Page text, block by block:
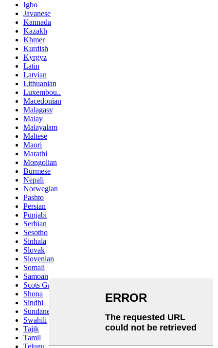
Igbo
Javanese
Kannada
Kazakh
Khmer
Kurdish
Kyrgyz
Latin
Latvian
Lithuanian
Luxembou..
Macedonian
Malagasy
Malay
Malayalam
Maltese
Maori
Marathi
Mongolian
Burmese
Nepali
Norwegian
Pashto
Persian
Punjabi
Serbian
Sesotho
Sinhala
Slovak
Slovenian
Somali
Samoan
Scots Gaelic
Shona
Sindhi
Sundanese
Swahili
Tajik
Tamil